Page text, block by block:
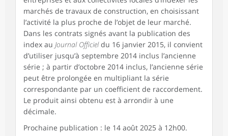
marchés de travaux de construction, en choisissant
l’activité la plus proche de l’objet de leur marché.
Dans les contrats signés avant la publication des
index au Journal Officieldu 16 janvier 2015, il convient
d’utiliser jusqu’à septembre 2014 inclus l’ancienne
série ; à partir d’octobre 2014 inclus, l’ancienne série
peut être prolongée en multipliant la série
correspondante par un coefficient de raccordement.
Le produit ainsi obtenu est à arrondir à une
décimale.
Prochaine publication : le 14 août 2025 à 12h00.